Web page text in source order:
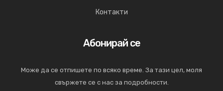
Контакти
Абонирай се
Може да се отпишете по всяко време. За тази цел, моля
свържете се с нас за подробности.